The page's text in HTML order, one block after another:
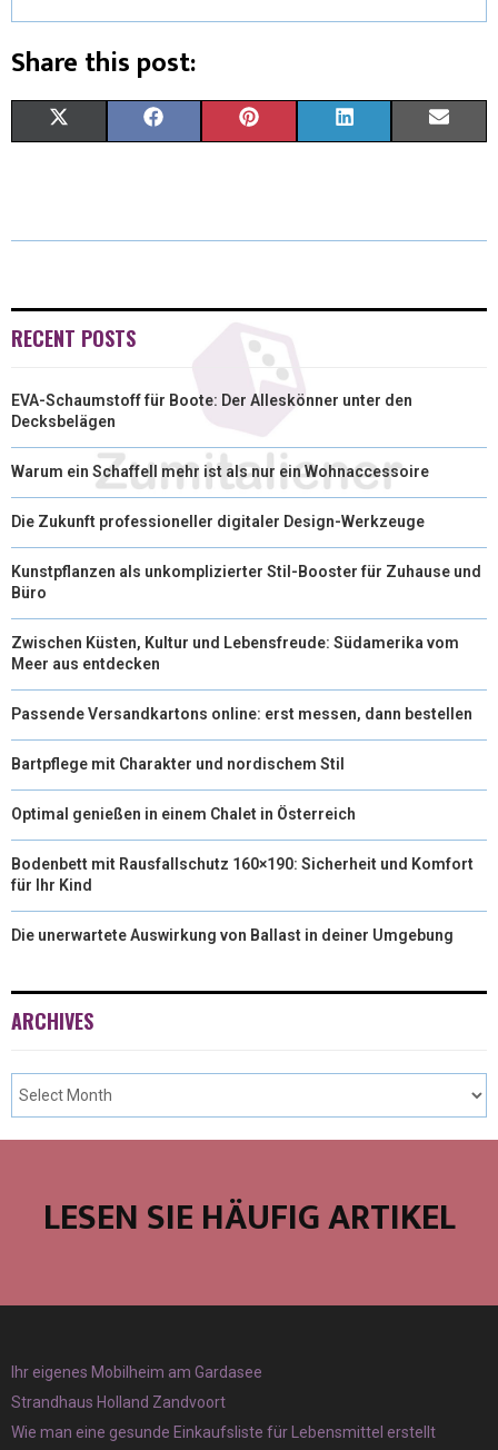
Share this post:
W
E
)
E
K
T
E
S
K
N
I
RECENT POSTS
EVA-Schaumstoff für Boote: Der Alleskönner unter den
Decksbelägen
Warum ein Schaffell mehr ist als nur ein Wohnaccessoire
Die Zukunft professioneller digitaler Design-Werkzeuge
Kunstpflanzen als unkomplizierter Stil-Booster für Zuhause und
Büro
Zwischen Küsten, Kultur und Lebensfreude: Südamerika vom
Meer aus entdecken
Passende Versandkartons online: erst messen, dann bestellen
Bartpflege mit Charakter und nordischem Stil
Optimal genießen in einem Chalet in Österreich
Bodenbett mit Rausfallschutz 160×190: Sicherheit und Komfort
für Ihr Kind
Die unerwartete Auswirkung von Ballast in deiner Umgebung
ARCHIVES
LESEN SIE HÄUFIG ARTIKEL
Ihr eigenes Mobilheim am Gardasee
Strandhaus Holland Zandvoort
Wie man eine gesunde Einkaufsliste für Lebensmittel erstellt